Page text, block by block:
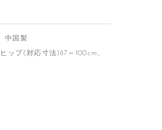
中国製
ップ(対応寸法)87～100cm、